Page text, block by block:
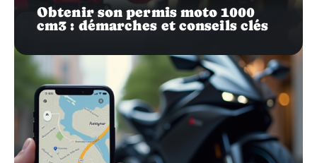
Obtenir son permis moto 1000
cm3 : démarches et conseils clés